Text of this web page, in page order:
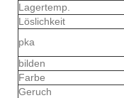
Lagertemp.
Löslichkeit
pka
bilden
Farbe
Geruch